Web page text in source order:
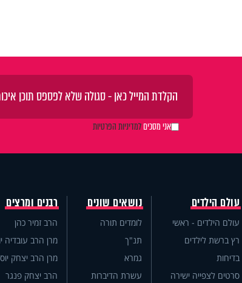
אני מסכיםלמדיניות הפרטיות
עולם הילדים
עולם הילדים - ראשי
רץ ברשת לילדים
בדיחות
סרטים לצפייה ישירה
נושאים שונים
לומדים תורה
תנ"ך
גמרא
עשרת הדיברות
רבנים ומרצים
הרב זמיר כהן
מרן הרב עובדיה
מרן הרב יצחק
הרב יצחק פנגר